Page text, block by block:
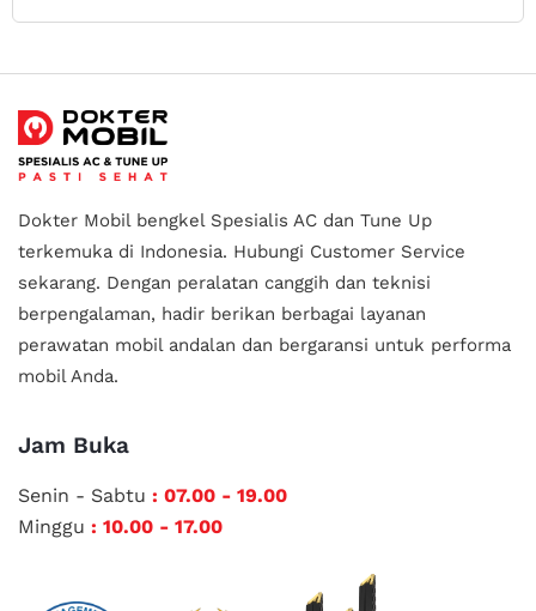
Dokter Mobil bengkel Spesialis AC dan Tune Up
terkemuka di Indonesia. Hubungi Customer Service
sekarang. Dengan peralatan canggih dan teknisi
berpengalaman, hadir berikan berbagai layanan
perawatan mobil andalan dan bergaransi untuk performa
mobil Anda.
Jam Buka
Senin - Sabtu : 07.00 - 19.00
Minggu : 10.00 - 17.00